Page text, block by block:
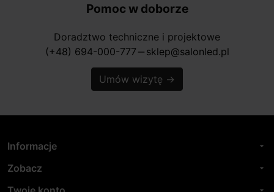
Pomoc w doborze
Doradztwo techniczne i projektowe
(+48) 694-000-777 horizontal_rule sklep@salonled.pl
Umów wizytę →
Informacje arrow_drop_down
Zobacz arrow_drop_down
arrow_drop_down